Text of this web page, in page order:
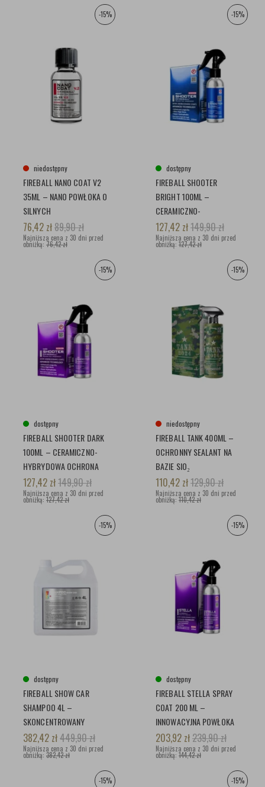
-15%
niedostępny
FIREBALL NANO COAT V2
35ML – NANO POWŁOKA O
SILNYCH
WŁAŚCIWOŚCIACH
HYDROFOBOWYCH
76,42 zł89,90zł
Najniższa cena z 30 dni przed
obniżką: 76,42 zł
-15%
dostępny
FIREBALL SHOOTER
BRIGHT 100ML –
CERAMICZNO-
HYBRYDOWA POWŁOKA
OCHRONNA
127,42 zł149,90zł
Najniższa cena z 30 dni przed
obniżką: 127,42 zł
-15%
dostępny
FIREBALL SHOOTER DARK
100ML – CERAMICZNO-
HYBRYDOWA OCHRONA
DLA CZARNYCH LAKIERÓW
127,42 zł149,90zł
Najniższa cena z 30 dni przed
obniżką: 127,42 zł
-15%
niedostępny
FIREBALL TANK 400ML –
OCHRONNY SEALANT NA
BAZIE SIO₂
110,42 zł129,90zł
Najniższa cena z 30 dni przed
obniżką: 110,42 zł
-15%
dostępny
FIREBALL SHOW CAR
SHAMPOO 4L –
SKONCENTROWANY
SZAMPON Z EKSTRAKTEM
Z PERŁY
382,42 zł449,90zł
Najniższa cena z 30 dni przed
obniżką: 382,42 zł
-15%
dostępny
FIREBALL STELLA SPRAY
COAT 200 ML –
INNOWACYJNA POWŁOKA
CERAMICZNA W SPRAYU
DLA PROFESJONALISTÓW
203,92 zł239,90zł
Najniższa cena z 30 dni przed
obniżką: 144,42 zł
-15% -15%